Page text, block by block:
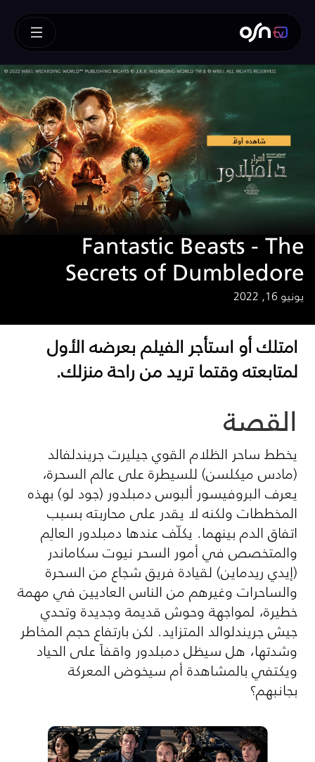
Fantastic Beasts - The
Secrets of Dumbledore
يونيو 16, 2022
امتلك أو استأجر الفيلم بعرضه الأول
لمتابعته وقتما تريد من راحة منزلك.
القصة
يخطط ساحر الظلام القوي جيليرت جريندلفالد
(مادس ميكلسن) للسيطرة على عالم السحرة،
يعرف البروفيسور ألبوس دمبلدور (جود لو) بهذه
المخططات ولكنه لا يقدر على محاربته بسبب
اتفاق الدم بينهما. يكلّف عندها دمبلدور العالِم
والمتخصص في أمور السحر نيوت سكاماندر
(إيدي ريدماين) لقيادة فريق شجاع من السحرة
والساحرات وغيرهم من الناس العاديين في مهمة
خطيرة، لمواجهة وحوش قديمة وجديدة وتحدي
جيش جريندلوالد المتزايد. لكن بارتفاع حجم المخاطر
وشدتها، هل سيظل دمبلدور واقفاً على الحياد
ويكتفي بالمشاهدة أم سيخوض المعركة
بجانبهم؟